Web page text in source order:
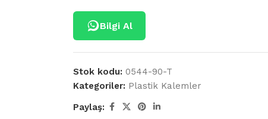
Bilgi Al
Stok kodu: 0544-90-T
Kategoriler: Plastik Kalemler
Paylaş: